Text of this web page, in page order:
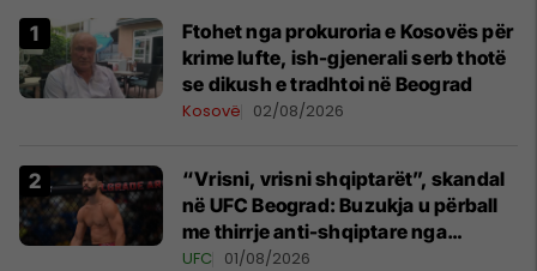
Ftohet nga prokuroria e Kosovës për
krime lufte, ish-gjenerali serb thotë
se dikush e tradhtoi në Beograd
Kosovë 02/08/2026
“Vrisni, vrisni shqiptarët”, skandal
në UFC Beograd: Buzukja u përball
me thirrje anti-shqiptare nga
tribunat
UFC 01/08/2026